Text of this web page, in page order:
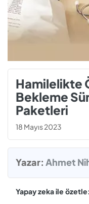
Hamilelikte
Bekleme
Paketleri
18 Mayıs 2023
Yazar: Ahmet
Yapay zeka ile özetle: